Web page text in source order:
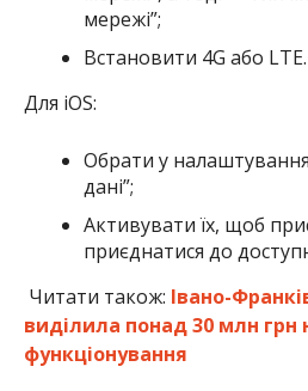
мережі”;
Встановити 4G або LTE.
Для iOS:
Обрати у
дані”;
Активувати їх, щоб
приєднатися до
Читати також: Івано-
виділила понад 30 млн грн
функціонування